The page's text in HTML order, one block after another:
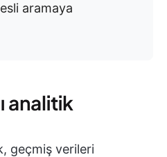
aramaya
analitik
geçmiş verileri